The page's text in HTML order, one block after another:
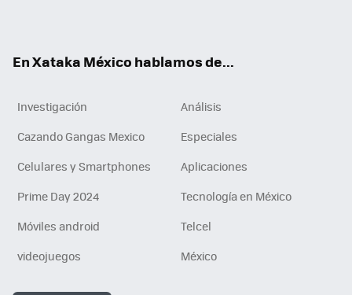
En Xataka México hablamos de...
Investigación
Análisis
Cazando Gangas Mexico
Especiales
Celulares y Smartphones
Aplicaciones
Prime Day 2024
Tecnología en México
Móviles android
Telcel
videojuegos
México